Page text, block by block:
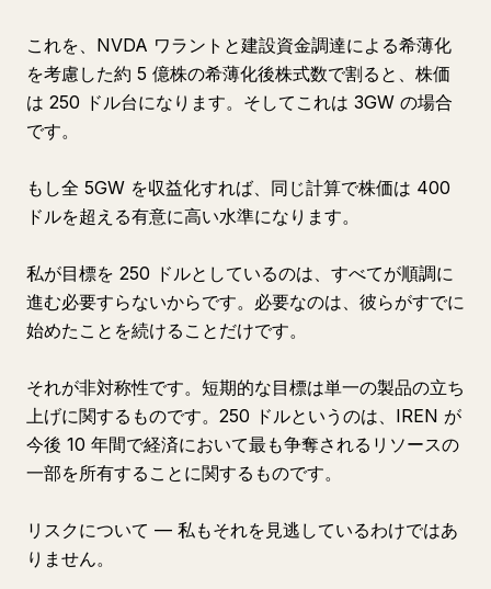
これを、NVDA ワラントと建設資金調達による希薄化
を考慮した約 5 億株の希薄化後株式数で割ると、株価
は 250 ドル台になります。そしてこれは 3GW の場合
です。
もし全 5GW を収益化すれば、同じ計算で株価は 400
ドルを超える有意に高い水準になります。
私が目標を 250 ドルとしているのは、すべてが順調に
進む必要すらないからです。必要なのは、彼らがすでに
始めたことを続けることだけです。
それが非対称性です。短期的な目標は単一の製品の立ち
上げに関するものです。250 ドルというのは、IREN が
今後 10 年間で経済において最も争奪されるリソースの
一部を所有することに関するものです。
リスクについて — 私もそれを見逃しているわけではあ
りません。